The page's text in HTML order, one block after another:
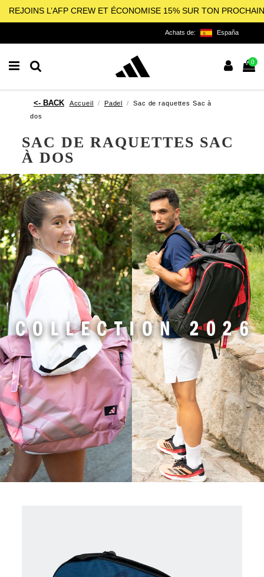
REJOINS L’AFP CREW ET ÉCONOMISE 15% SUR TON
Achats de: España
0
Accueil Padel
Sac de raquettes Sac à
dos
SAC DE RAQUETTES SAC
À DOS